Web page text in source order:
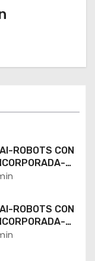
ROBOTS CON
ROBOTS CON